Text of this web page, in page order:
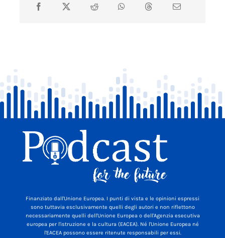
Finanziato dall'Unione Europea. I punti di vista e le opinioni espressi
sono tuttavia esclusivamente quelli degli autori e non riflettono
necessariamente quelli dell'Unione Europea o dell'Agenzia esecutiva
europea per l'istruzione e la cultura (EACEA). Né l'Unione Europea né
l'EACEA possono essere ritenute responsabili per essi.